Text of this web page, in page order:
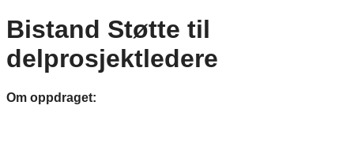
Bistand Støtte til
delprosjektledere
Om oppdraget: